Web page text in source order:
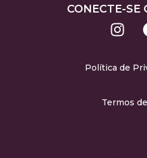
CONECTE-SE
Política de
Termos